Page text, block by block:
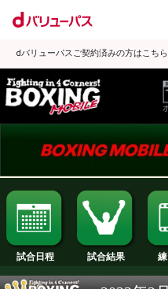
dバリューパスご契約済みの方はこちら